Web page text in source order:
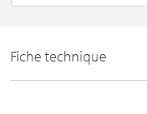
Fiche technique